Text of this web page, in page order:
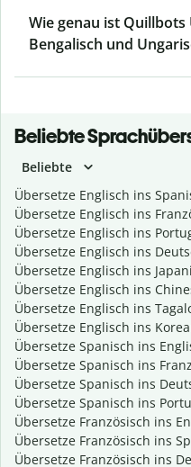
Wie genau ist
Bengalisch und
Beliebte
Beliebte
Übersetze Englisch ins
Übersetze Englisch ins
Übersetze Englisch ins
Übersetze Englisch ins
Übersetze Englisch ins
Übersetze Englisch ins
Übersetze Englisch ins
Übersetze Englisch ins
Übersetze Spanisch ins
Übersetze Spanisch ins
Übersetze Spanisch ins
Übersetze Spanisch ins
Übersetze Französisch ins
Übersetze Französisch ins
Übersetze Französisch ins